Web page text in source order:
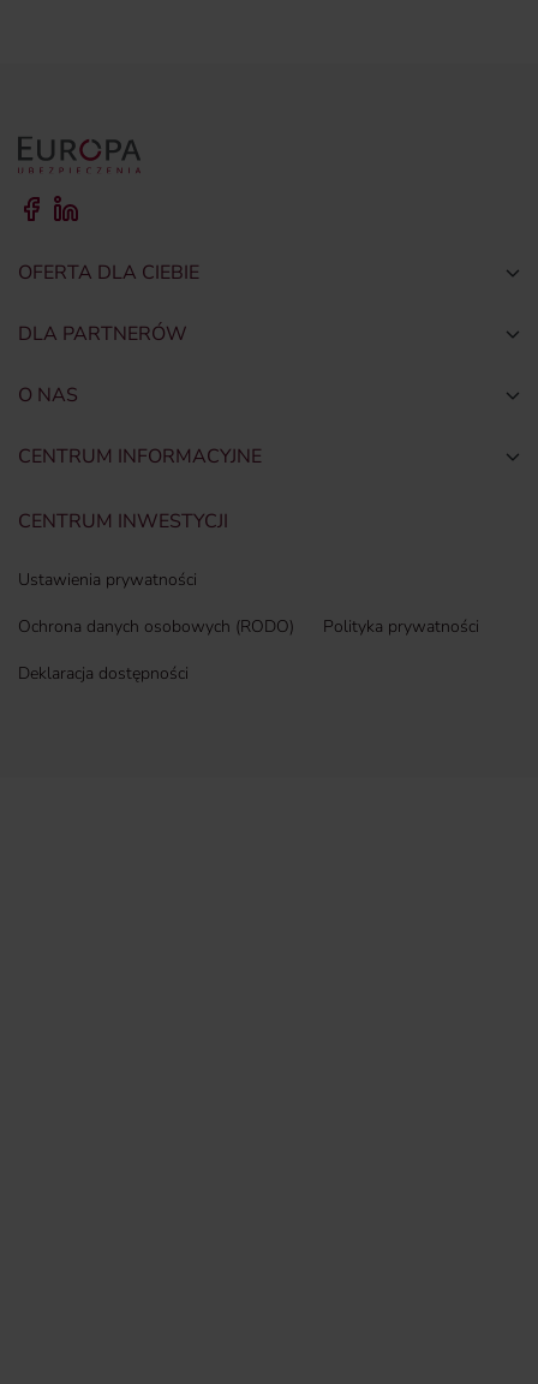
OFERTA DLA CIEBIE
DLA PARTNERÓW
O NAS
CENTRUM INFORMACYJNE
CENTRUM INWESTYCJI
Ustawienia prywatności
Ochrona danych osobowych (RODO) Polityka prywatności
Deklaracja dostępności